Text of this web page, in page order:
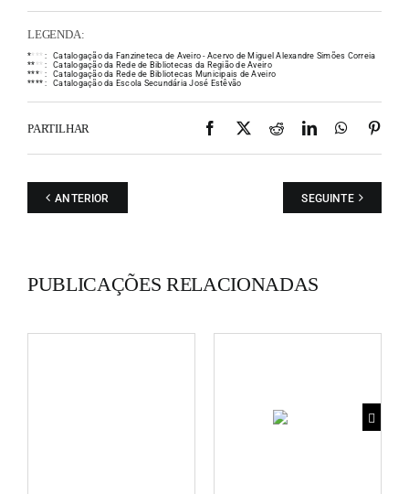
LEGENDA:
** * * :
Catalogação da Fanzineteca de Aveiro - Acervo de Miguel Alexandre Simões Correia
** * * :
Catalogação da Rede de Bibliotecas da Região de Aveiro
**** :
Catalogação da Rede de Bibliotecas Municipais de Aveiro
**** : Catalogação da Escola Secundária José Estêvão
PARTILHAR Facebook
X RedditLinkedIn
ANTERIOR SEGUINTE
PUBLICAÇÕES RELACIONADAS